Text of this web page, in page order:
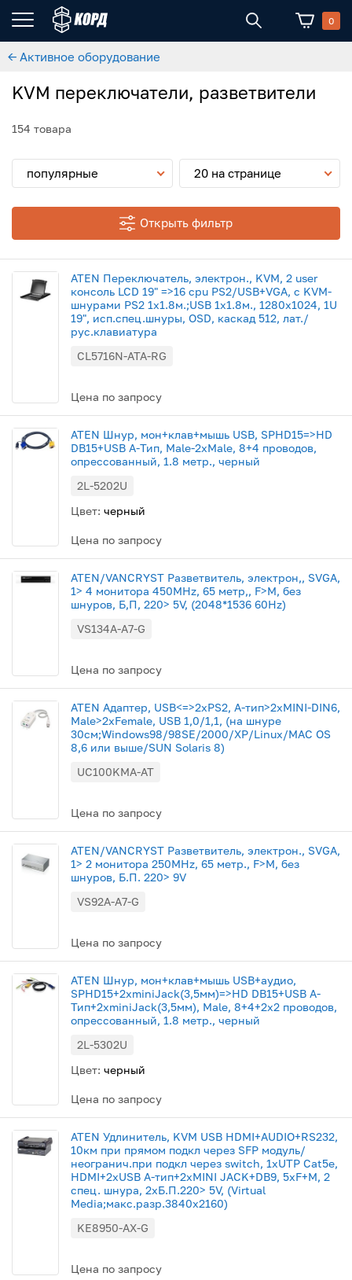
0
← Активное оборудование
KVM переключатели, разветвители
154 товара
популярные 20 на странице
Открыть фильтр
ATEN Переключатель, электрон., KVM, 2 user
консоль LCD 19" =>16 cpu PS2/USB+VGA, с KVM-
шнурами PS2 1х1.8м.;USB 1x1.8м., 1280x1024, 1U
19", исп.спец.шнуры, OSD, каскад 512, лат./
рус.клавиатура
CL5716N-ATA-RG
Цена по запросу
ATEN Шнур, мон+клав+мышь USB, SPHD15=>HD
DB15+USB A-Тип, Male-2xMale, 8+4 проводов,
опрессованный, 1.8 метр., черный
2L-5202U
Цвет: черный
Цена по запросу
ATEN/VANCRYST Разветвитель, электрон,, SVGA,
1> 4 монитора 450MHz, 65 метр,, F>M, без
шнуров, Б,П, 220> 5V, (2048*1536 60Hz)
VS134A-A7-G
Цена по запросу
ATEN Aдаптер, USB<=>2xPS2, A-тип>2xMINI-DIN6,
Male>2xFemale, USB 1,0/1,1, (на шнуре
30см;Windows98/98SE/2000/XP/Linux/MAC OS
8,6 или выше/SUN Solaris 8)
UC100KMA-AT
Цена по запросу
ATEN/VANCRYST Разветвитель, электрон., SVGA,
1> 2 монитора 250MHz, 65 метр., F>M, без
шнуров, Б.П. 220> 9V
VS92A-A7-G
Цена по запросу
ATEN Шнур, мон+клав+мышь USB+аудио,
SPHD15+2xminiJack(3,5мм)=>HD DB15+USB A-
Тип+2xminiJack(3,5мм), Male, 8+4+2x2 проводов,
опрессованный, 1.8 метр., черный
2L-5302U
Цвет: черный
Цена по запросу
ATEN Удлинитель, KVM USB HDMI+AUDIO+RS232,
10км при прямом подкл через SFP модуль/
неогранич.при подкл через switch, 1xUTP Cat5e,
HDMI+2xUSB A-тип+2xMINI JACK+DB9, 5xF+M, 2
спец. шнура, 2xБ.П.220> 5V, (Virtual
Media;макс.разр.3840х2160)
KE8950-AX-G
Цена по запросу